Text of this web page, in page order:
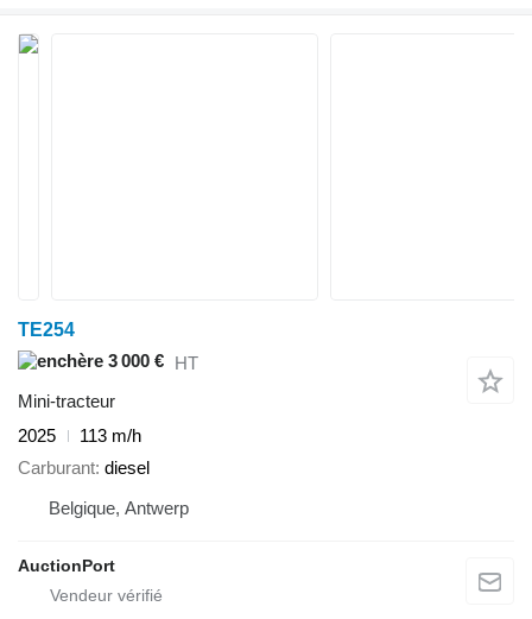
TE254
3 000 € HT
Mini-tracteur
2025
113 m/h
Carburant diesel
Belgique, Antwerp
AuctionPort